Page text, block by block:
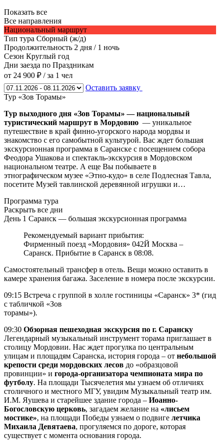
Показать все
Все направления
Национальный маршрут
Тип тура Сборный (ж/д)
Продолжительность 2 дня / 1 ночь
Сезон Круглый год
Дни заезда по Праздникам
от 24 900 ₽ / за 1 чел
Оставить заявку
Тур «Зов Торамы»
Тур выходного дня «Зов Торамы» — национальный
туристический маршрут в Мордовию — уникальное
путешествие в край финно-угорского народа мордвы и
знакомство с его самобытной культурой. Вас ждет большая
экскурсионная программа в Саранске с посещением собора
Феодора Ушакова и спектакль-экскурсия в Мордовском
национальном театре. А еще Вы побываете в
этнографическом музее «Этно-кудо» в селе Подлесная Тавла,
посетите Музей тавлинской деревянной игрушки и…
Программа тура
Раскрыть все дни
День 1 Саранск — большая экскурсионная программа
Рекомендуемый вариант прибытия:
Фирменный поезд «Мордовия» 042Й Москва –
Саранск. Прибытие в Саранск в 08:08.
Самостоятельный трансфер в отель. Вещи можно оставить в
камере хранения багажа. Заселение в номера после экскурсии.
09:15 Встреча с группой в холле гостиницы «Саранск» 3* (гид
с табличкой «Зов
торамы»).
09:30 Обзорная пешеходная экскурсия по г. Саранску
Легендарный музыкальный инструмент торама приглашает в
столицу Мордовии. Нас ждет прогулка по центральным
улицам и площадям Саранска, история города – от небольшой
крепости среди мордовских лесов до «образцовой
провинции» и города-организатора чемпионата мира по
футболу. На площади Тысячелетия мы узнаем об отличиях
столичного и местного МГУ, увидим Музыкальный театр им.
И.М. Яушева и старейшее здание города – Иоанно-
Богословскую церковь, загадаем желание на «лисьем
мостике», на площади Победы узнаем о подвиге летчика
Михаила Девятаева, прогуляемся по дороге, которая
существует с момента основания города.